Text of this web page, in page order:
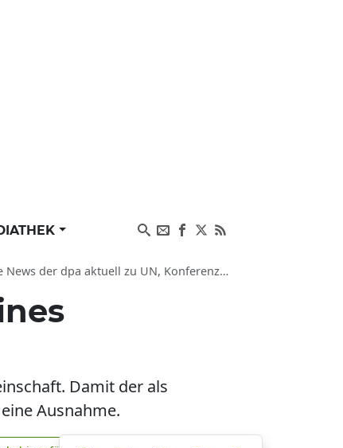
aktuell zu UN, Konferenzen und Konflikten
Damit der als
Ausnahme.